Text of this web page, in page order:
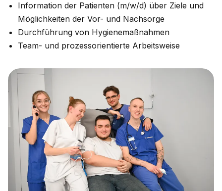
Information der Patienten (m/w/d) über Ziele und
Möglichkeiten der Vor- und Nachsorge
Durchführung von Hygienemaßnahmen
Team- und prozessorientierte Arbeitsweise